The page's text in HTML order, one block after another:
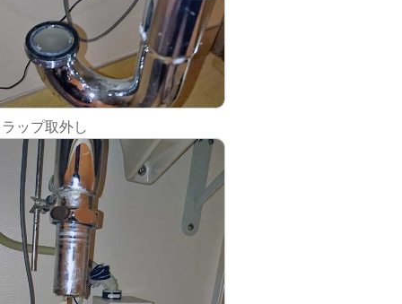
ップ取外し